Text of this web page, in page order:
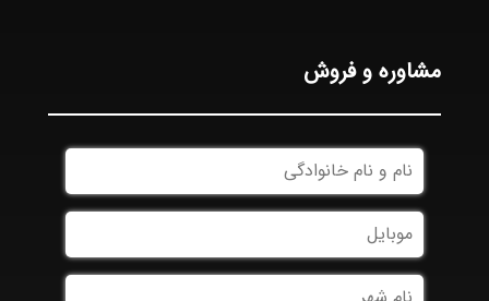
مشاوره و فروش
نام
و
نام
خانوادگی
موبایل
نام